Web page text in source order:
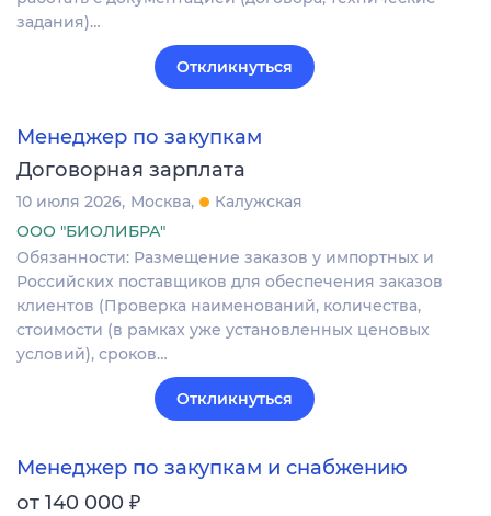
задания)…
Откликнуться
Менеджер по закупкам
Договорная зарплата
10 июля 2026 Москва
Калужская
ООО "БИОЛИБРА"
Обязанности: Размещение заказов у импортных и
Российских поставщиков для обеспечения заказов
клиентов (Проверка наименований, количества,
стоимости (в рамках уже установленных ценовых
условий), сроков…
Откликнуться
Менеджер по закупкам и снабжению
от 140 000 ₽